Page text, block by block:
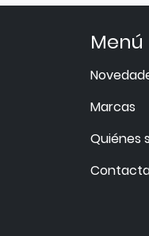
Menú
Marcas
Quiénes